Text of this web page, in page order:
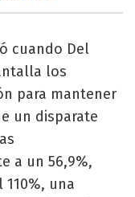
cuando Del
los
para mantener
un disparate
a un 56,9%,
una